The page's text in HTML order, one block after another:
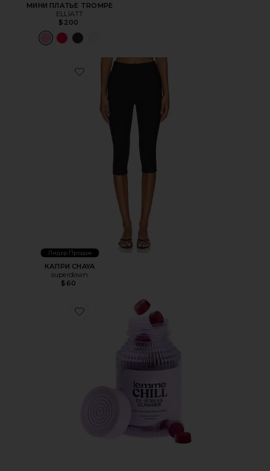
МИНИ ПЛАТЬЕ TROMPE
ELLIATT
$200
Favorite КАПРИ CHAYA
Лидер Продаж
КАПРИ CHAYA
superdown
$60
Favorite ВИТАМИННЫЕ МАРМЕЛАДКИ CHILL